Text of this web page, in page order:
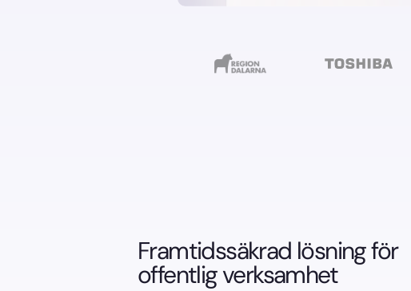
Framtidssäkrad lösning för
offentlig verksamhet